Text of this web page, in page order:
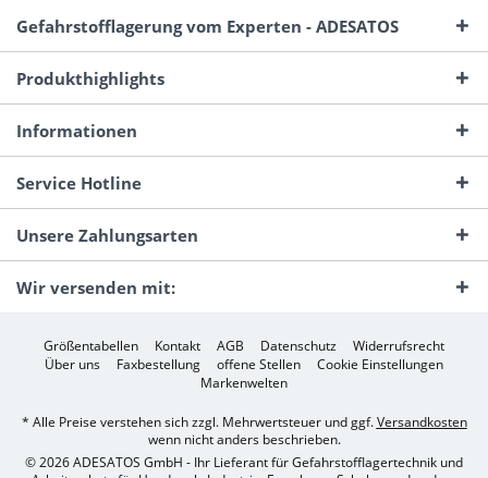
Gefahrstofflagerung vom Experten - ADESATOS
Produkthighlights
Informationen
Service Hotline
Unsere Zahlungsarten
Wir versenden mit:
Größentabellen Kontakt AGB Datenschutz
Widerrufsrecht
Über uns
Faxbestellung offene Stellen
Cookie Einstellungen
Markenwelten
* Alle Preise verstehen sich zzgl. Mehrwertsteuer und ggf.Versandkosten
wenn nicht anders beschrieben.
© 2026 ADESATOS GmbH - Ihr Lieferant für Gefahrstofflagertechnik und